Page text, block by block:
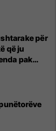
për
që ju
pak